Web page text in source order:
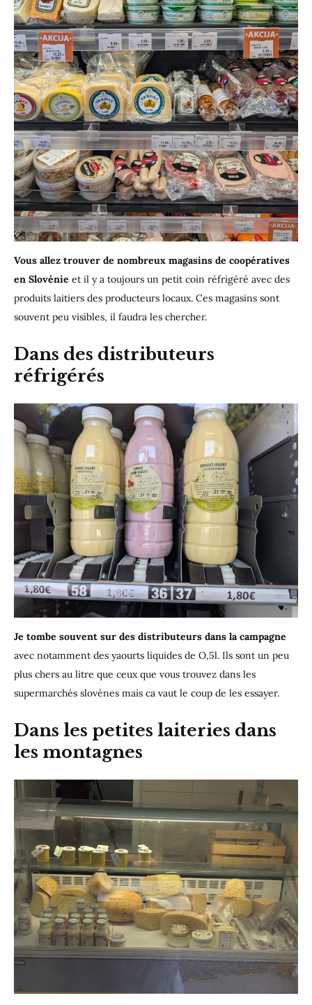
Vous allez trouver de nombreux magasins de coopératives
en Slovénie et il y a toujours un petit coin réfrigéré avec des
produits laitiers des producteurs locaux. Ces magasins sont
souvent peu visibles, il faudra les chercher.
Dans des distributeurs
réfrigérés
Je tombe souvent sur des distributeurs dans la campagne
avec notamment des yaourts liquides de O,5l. Ils sont un peu
plus chers au litre que ceux que vous trouvez dans les
supermarchés slovènes mais ca vaut le coup de les essayer.
Dans les petites laiteries dans
les montagnes